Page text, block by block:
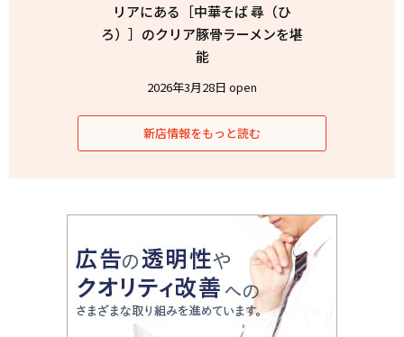
リアにある［中華そば 尋（ひ
ろ）］のクリア豚骨ラーメンを堪
能
2026年3月28日 open
新店情報をもっと読む